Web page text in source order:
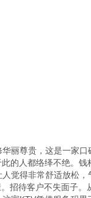
丽尊贵，这是一家口
的人都络绎不绝。钱
觉得非常舒适放松
招待客户不失面子。